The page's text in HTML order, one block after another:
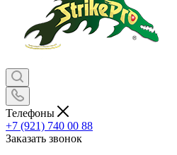
Телефоны
+7 (921) 740 00 88
Заказать звонок